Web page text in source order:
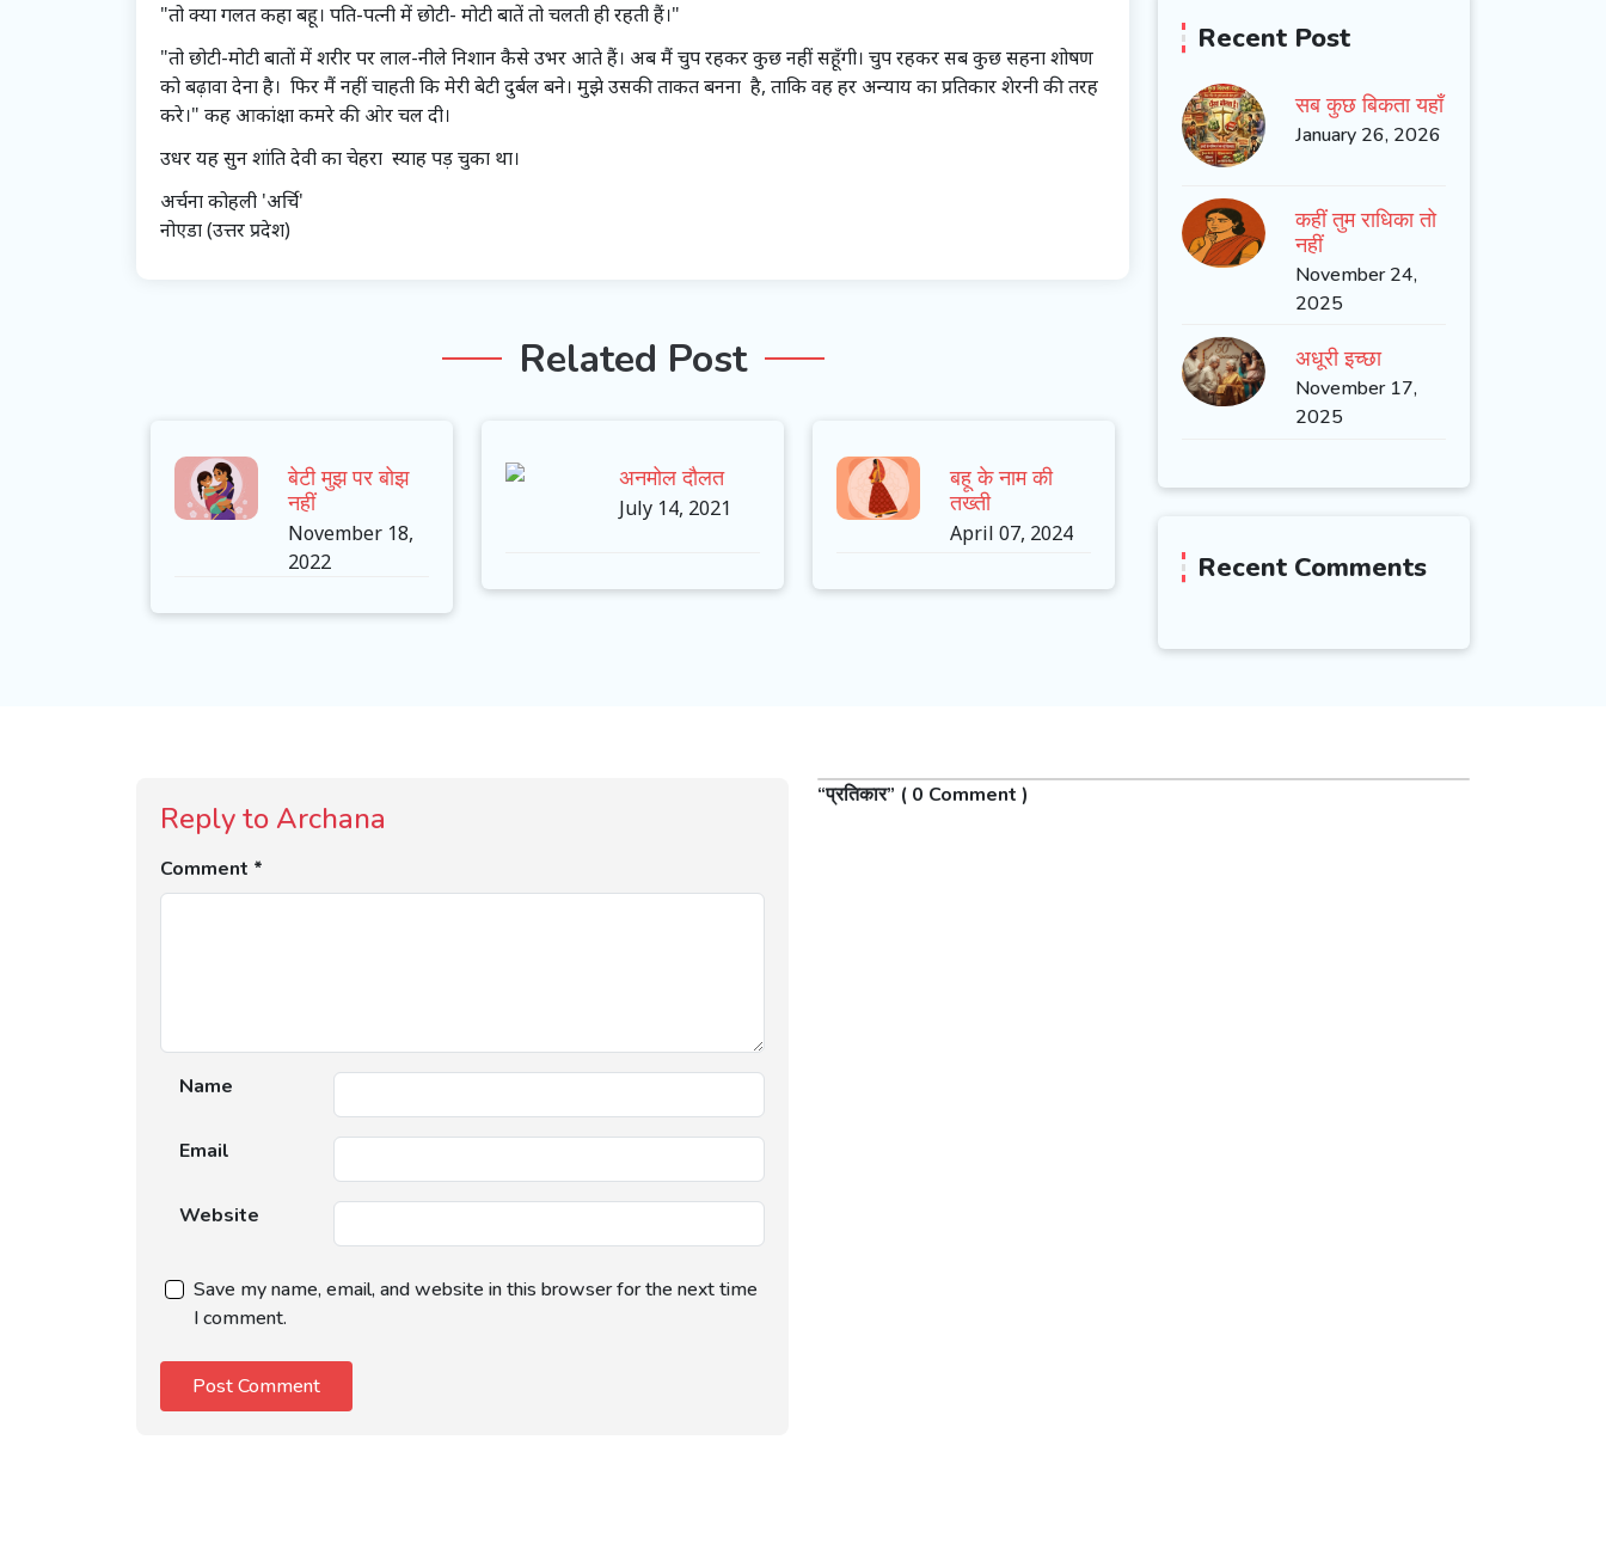
"तो क्या गलत कहा बहू। पति-पत्नी में छोटी- मोटी बातें तो चलती ही रहती हैं।"
"तो छोटी-मोटी बातों में शरीर पर लाल-नीले निशान कैसे उभर आते हैं। अब मैं चुप रहकर कुछ नहीं सहूँगी। चुप रहकर सब कुछ सहना शोषण
को बढ़ावा देना है। फिर मैं नहीं चाहती कि मेरी बेटी दुर्बल बने। मुझे उसकी ताकत बनना है, ताकि वह हर अन्याय का प्रतिकार शेरनी की तरह
करे।" कह आकांक्षा कमरे की ओर चल दी।
उधर यह सुन शांति देवी का चेहरा स्याह पड़ चुका था।
अर्चना कोहली 'अर्चि'
नोएडा (उत्तर प्रदेश)
Related Post
बेटी मुझ पर बोझ
नहीं
November 18,
2022
अनमोल दौलत
July 14, 2021
बहू के नाम की
तख्ती
April 07, 2024
Recent Post
सब कुछ बिकता यहाँ
January 26, 2026
कहीं तुम राधिका तो
नहीं
November 24,
2025
अधूरी इच्छा
November 17,
2025
Recent Comments
Reply to Archana
Comment *
Name
Email
Website
Save my name, email, and website in this browser for the next time
I comment.
Post Comment
“प्रतिकार” ( 0 Comment )